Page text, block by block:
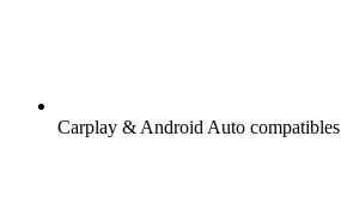
Carplay & Android Auto compatibles